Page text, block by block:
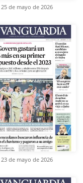
25 de mayo de 2026
23 de mayo de 2026